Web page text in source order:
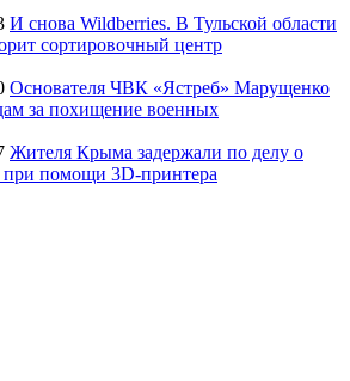
И снова Wildberries. В Тульской области
сортировочный центр
Основателя ЧВК «Ястреб» Марущенко
за похищение военных
Жителя Крыма задержали по делу о
при помощи 3D‑принтера